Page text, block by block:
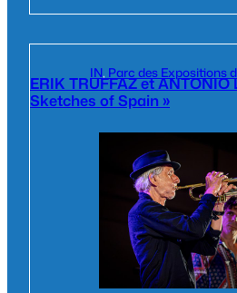
IN, Parc des Expositions
ERIK TRUFFAZ et ANTONIO
Sketches of Spain »